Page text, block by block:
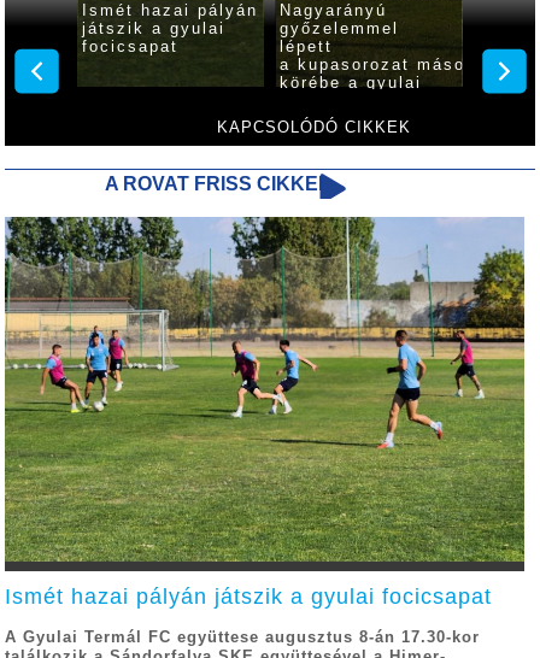
KAPCSOLÓDÓ CIKKEK
FC
Ismét hazai pályán
játszik a gyulai
focicsapat
Nagyarányú
győzelemmel
lépett
a kupasorozat második
körébe a gyulai
A ROVAT FRISS CIKKEI
Ismét hazai pályán játszik a gyulai focicsapat
A Gyulai Termál FC együttese augusztus 8-án 17.30-kor